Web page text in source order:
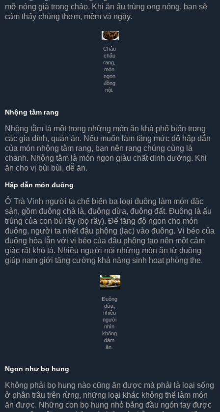
mỡ nóng già trong chảo. Khi ăn ấu trùng ong nóng, bạn sẽ
cảm thấy chúng thơm, mềm và ngậy.
Châu
chấu
rang,
món
ngon
đồng
nội.
Nhộng tằm rang
Nhộng tằm là một trong những món ăn khá phổ biến trong
các gia đình, quán ăn. Nếu muốn làm tăng mức độ hấp dẫn
của món nhộng tằm rang, bạn nên rang chúng cùng lá
chanh. Nhộng tằm là món ngon giàu chất dinh dưỡng. Khi
ăn cho vị bùi bùi, dễ ăn.
Hấp dẫn món đuông
Ở Trà Vinh người ta chế biến ba loại đuông làm món đặc
sản, gồm đuông chà là, đuông dừa, đuông đất. Đuông là ấu
trùng của con bù rầy (bọ rầy). Để tăng độ ngon cho món
đuông, người ta nhét đậu phộng (lạc) vào đuông. Vi béo của
đuông hòa lẫn với vị béo của đậu phộng tạo nên một cảm
giác rất khó tả. Nhiều người nói những món ăn từ đuông
giúp nam giới tăng cường khả năng sinh hoạt phòng the.
Đuông
dừa,
nhiều
người
nhìn
không
dám
ăn.
Ngon như bọ hung
Không phải bọ hung nào cũng ăn được mà phải là loại sống
ở phân trâu trên rừng, những loại khác không thể làm món
ăn được. Những con bọ hung nhỏ bằng đầu ngón tay được